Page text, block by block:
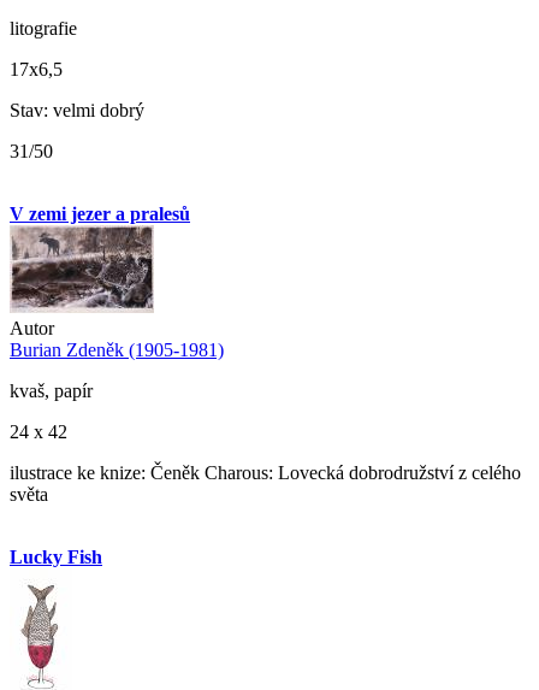
litografie
17x6,5
Stav: velmi dobrý
31/50
V zemi jezer a pralesů
Autor
Burian Zdeněk (1905-1981)
kvaš, papír
24 x 42
ilustrace ke knize: Čeněk Charous: Lovecká dobrodružství z celého
světa
Lucky Fish